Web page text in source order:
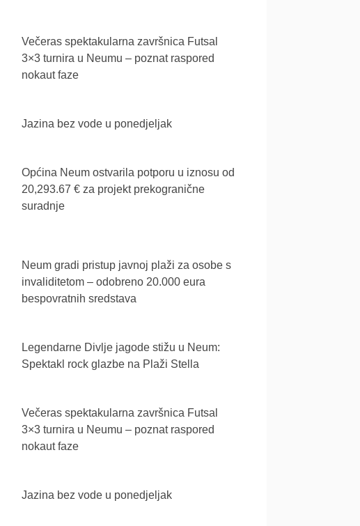
Večeras spektakularna završnica Futsal
3×3 turnira u Neumu – poznat raspored
nokaut faze
Jazina bez vode u ponedjeljak
Općina Neum ostvarila potporu u iznosu od
20,293.67 € za projekt prekogranične
suradnje
Neum gradi pristup javnoj plaži za osobe s
invaliditetom – odobreno 20.000 eura
bespovratnih sredstava
Legendarne Divlje jagode stižu u Neum:
Spektakl rock glazbe na Plaži Stella
Večeras spektakularna završnica Futsal
3×3 turnira u Neumu – poznat raspored
nokaut faze
Jazina bez vode u ponedjeljak